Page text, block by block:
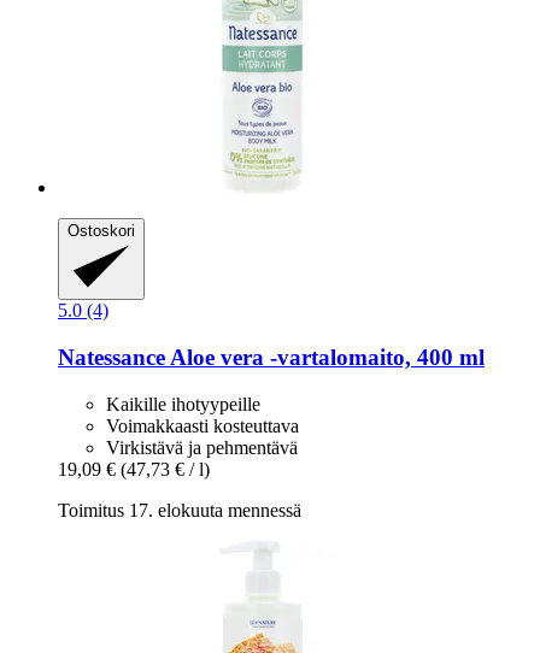
Ostoskori
5.0 (4)
Natessance Aloe vera -​vartalomaito, 400 ml
Kaikille ihotyypeille
Voimakkaasti kosteuttava
Virkistävä ja pehmentävä
19,09 € (47,73 € / l)
Toimitus 17. elokuuta mennessä